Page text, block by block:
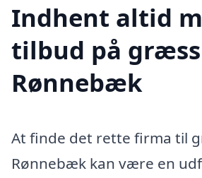
Indhent altid
tilbud på
Rønnebæk
At finde det rette firma til
Rønnebæk kan være en